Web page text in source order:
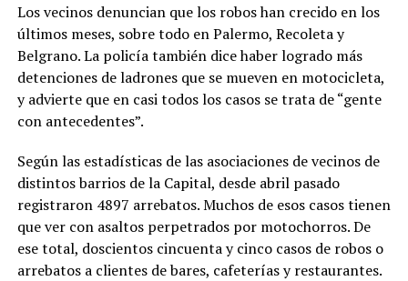
Los vecinos denuncian que los robos han crecido en los
últimos meses, sobre todo en Palermo, Recoleta y
Belgrano. La policía también dice haber logrado más
detenciones de ladrones que se mueven en motocicleta,
y advierte que en casi todos los casos se trata de “gente
con antecedentes”.
Según las estadísticas de las asociaciones de vecinos de
distintos barrios de la Capital, desde abril pasado
registraron 4897 arrebatos. Muchos de esos casos tienen
que ver con asaltos perpetrados por motochorros. De
ese total, doscientos cincuenta y cinco casos de robos o
arrebatos a clientes de bares, cafeterías y restaurantes.